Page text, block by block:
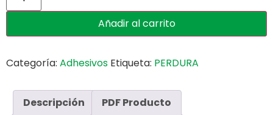
Añadir al carrito
Categoría: Adhesivos Etiqueta: PERDURA
Descripción
PDF Producto